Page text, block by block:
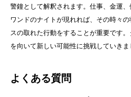
警鐘として解釈されます。仕事、金運、
ワンドのナイトが現れれば、その時々
スの取れた行動をすることが重要です
を向いて新しい可能性に挑戦していきま
よくある質問